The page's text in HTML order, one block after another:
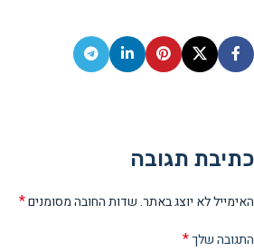
כתיבת תגובה
האימייל לא יוצג באתר.שדות החובה מסומנים*
התגובה שלך*